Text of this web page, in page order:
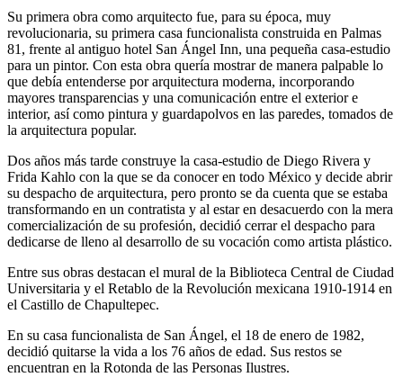
Su primera obra como arquitecto fue, para su época, muy
revolucionaria, su primera casa funcionalista construida en Palmas
81, frente al antiguo hotel San Ángel Inn, una pequeña casa-estudio
para un pintor. Con esta obra quería mostrar de manera palpable lo
que debía entenderse por arquitectura moderna, incorporando
mayores transparencias y una comunicación entre el exterior e
interior, así como pintura y guardapolvos en las paredes, tomados de
la arquitectura popular.
Dos años más tarde construye la casa-estudio de Diego Rivera y
Frida Kahlo con la que se da conocer en todo México y decide abrir
su despacho de arquitectura, pero pronto se da cuenta que se estaba
transformando en un contratista y al estar en desacuerdo con la mera
comercialización de su profesión, decidió cerrar el despacho para
dedicarse de lleno al desarrollo de su vocación como artista plástico.
Entre sus obras destacan el mural de la Biblioteca Central de Ciudad
Universitaria y el Retablo de la Revolución mexicana 1910-1914 en
el Castillo de Chapultepec.
En su casa funcionalista de San Ángel, el 18 de enero de 1982,
decidió quitarse la vida a los 76 años de edad. Sus restos se
encuentran en la Rotonda de las Personas Ilustres.